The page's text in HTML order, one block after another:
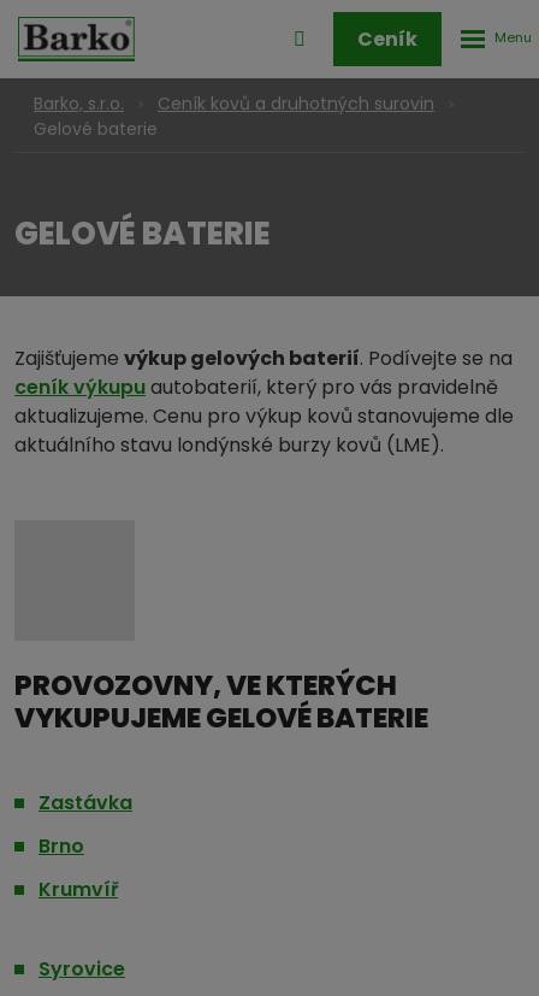
Přihlášení
klienstké
zóny
Ceník
Barko, s.r.o.
Ceník kovů a druhotných surovin
Gelové baterie
GELOVÉ BATERIE
Zajišťujeme výkup gelových baterií. Podívejte se na
ceník výkupuautobaterií, který pro vás pravidelně
aktualizujeme. Cenu pro výkup kovů stanovujeme dle
aktuálního stavu londýnské burzy kovů (LME).
PROVOZOVNY, VE KTERÝCH
VYKUPUJEME GELOVÉ BATERIE
Zastávka
Brno
Krumvíř
Syrovice